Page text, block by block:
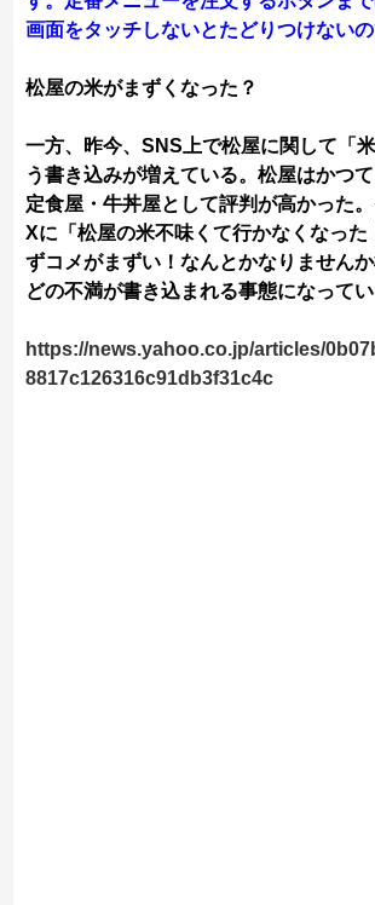
画面をタッチしないとたどりつけないの
松屋の米がまずくなった？
一方、昨今、SNS上で松屋に関して「
う書き込みが増えている。松屋はかつ
定食屋・牛丼屋として評判が高かった。
Xに「松屋の米不味くて行かなくなった
ずコメがまずい！なんとかなりません
どの不満が書き込まれる事態になってい
https://news.yahoo.co.jp/articles/
8817c126316c91db3f31c4c